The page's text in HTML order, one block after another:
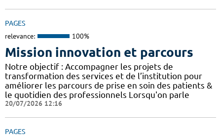
PAGES
relevance: 100%
Mission innovation et parcours
Notre objectif : Accompagner les projets de
transformation des services et de l’institution pour
améliorer les parcours de prise en soin des patients &
le quotidien des professionnels Lorsqu'on parle
20/07/2026 12:16
PAGES